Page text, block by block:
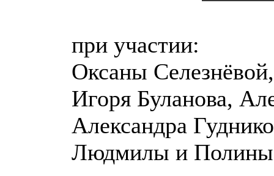
при участии:
Оксаны
Игоря Буланова,
Александра
Людмилы и